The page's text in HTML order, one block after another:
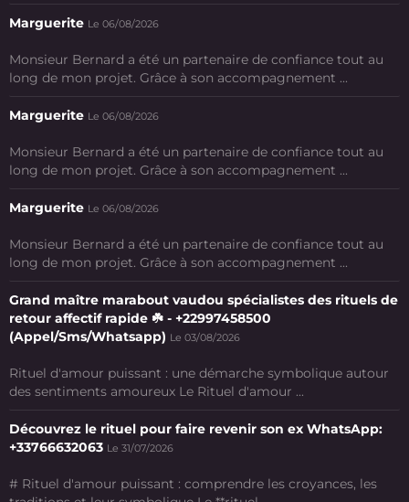
Marguerite Le 06/08/2026
Monsieur Bernard a été un partenaire de confiance tout au
long de mon projet. Grâce à son accompagnement ...
Marguerite Le 06/08/2026
Monsieur Bernard a été un partenaire de confiance tout au
long de mon projet. Grâce à son accompagnement ...
Marguerite Le 06/08/2026
Monsieur Bernard a été un partenaire de confiance tout au
long de mon projet. Grâce à son accompagnement ...
Grand maître marabout vaudou spécialistes des rituels de
retour affectif rapide ☘️ - +22997458500
(Appel/Sms/Whatsapp) Le 03/08/2026
Rituel d'amour puissant : une démarche symbolique autour
des sentiments amoureux Le Rituel d'amour ...
Découvrez le rituel pour faire revenir son ex WhatsApp:
+33766632063 Le 31/07/2026
# Rituel d'amour puissant : comprendre les croyances, les